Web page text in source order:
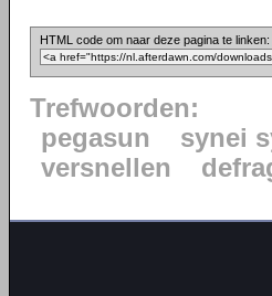
HTML code om naar deze pagina te linken:
Trefwoorden:
pegasun
synei
versnellen